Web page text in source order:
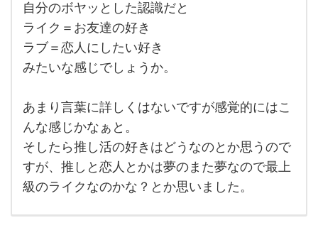
自
分
の
ボ
ヤ
ッ
た
認
識
だ
と
ラ
イ
ク
＝
友
自分のボヤッとした認識だと
ライク＝お友達の好き
ラブ＝恋人にしたい好き
みたいな感じでしょうか。
あまり言葉に詳しくはないですが感覚的にはこ
んな感じかなぁと。
そしたら推し活の好きはどうなのとか思うので
すが、推しと恋人とかは夢のまた夢なので最上
級のライクなのかな？とか思いました。